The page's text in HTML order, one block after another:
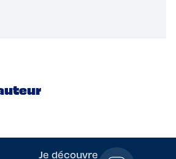
Je découvre